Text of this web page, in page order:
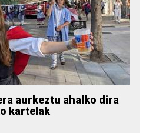
aurkeztu ahalko dira
kartelak